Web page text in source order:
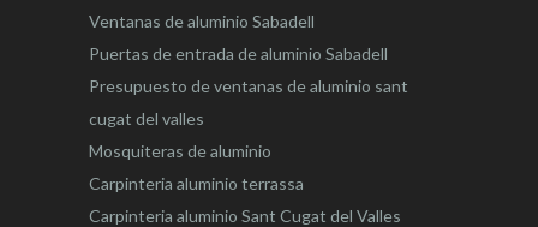
Ventanas de aluminio Sabadell
Puertas de entrada de aluminio Sabadell
Presupuesto de ventanas de aluminio sant
cugat del valles
Mosquiteras de aluminio
Carpinteria aluminio terrassa
Carpinteria aluminio Sant Cugat del Valles